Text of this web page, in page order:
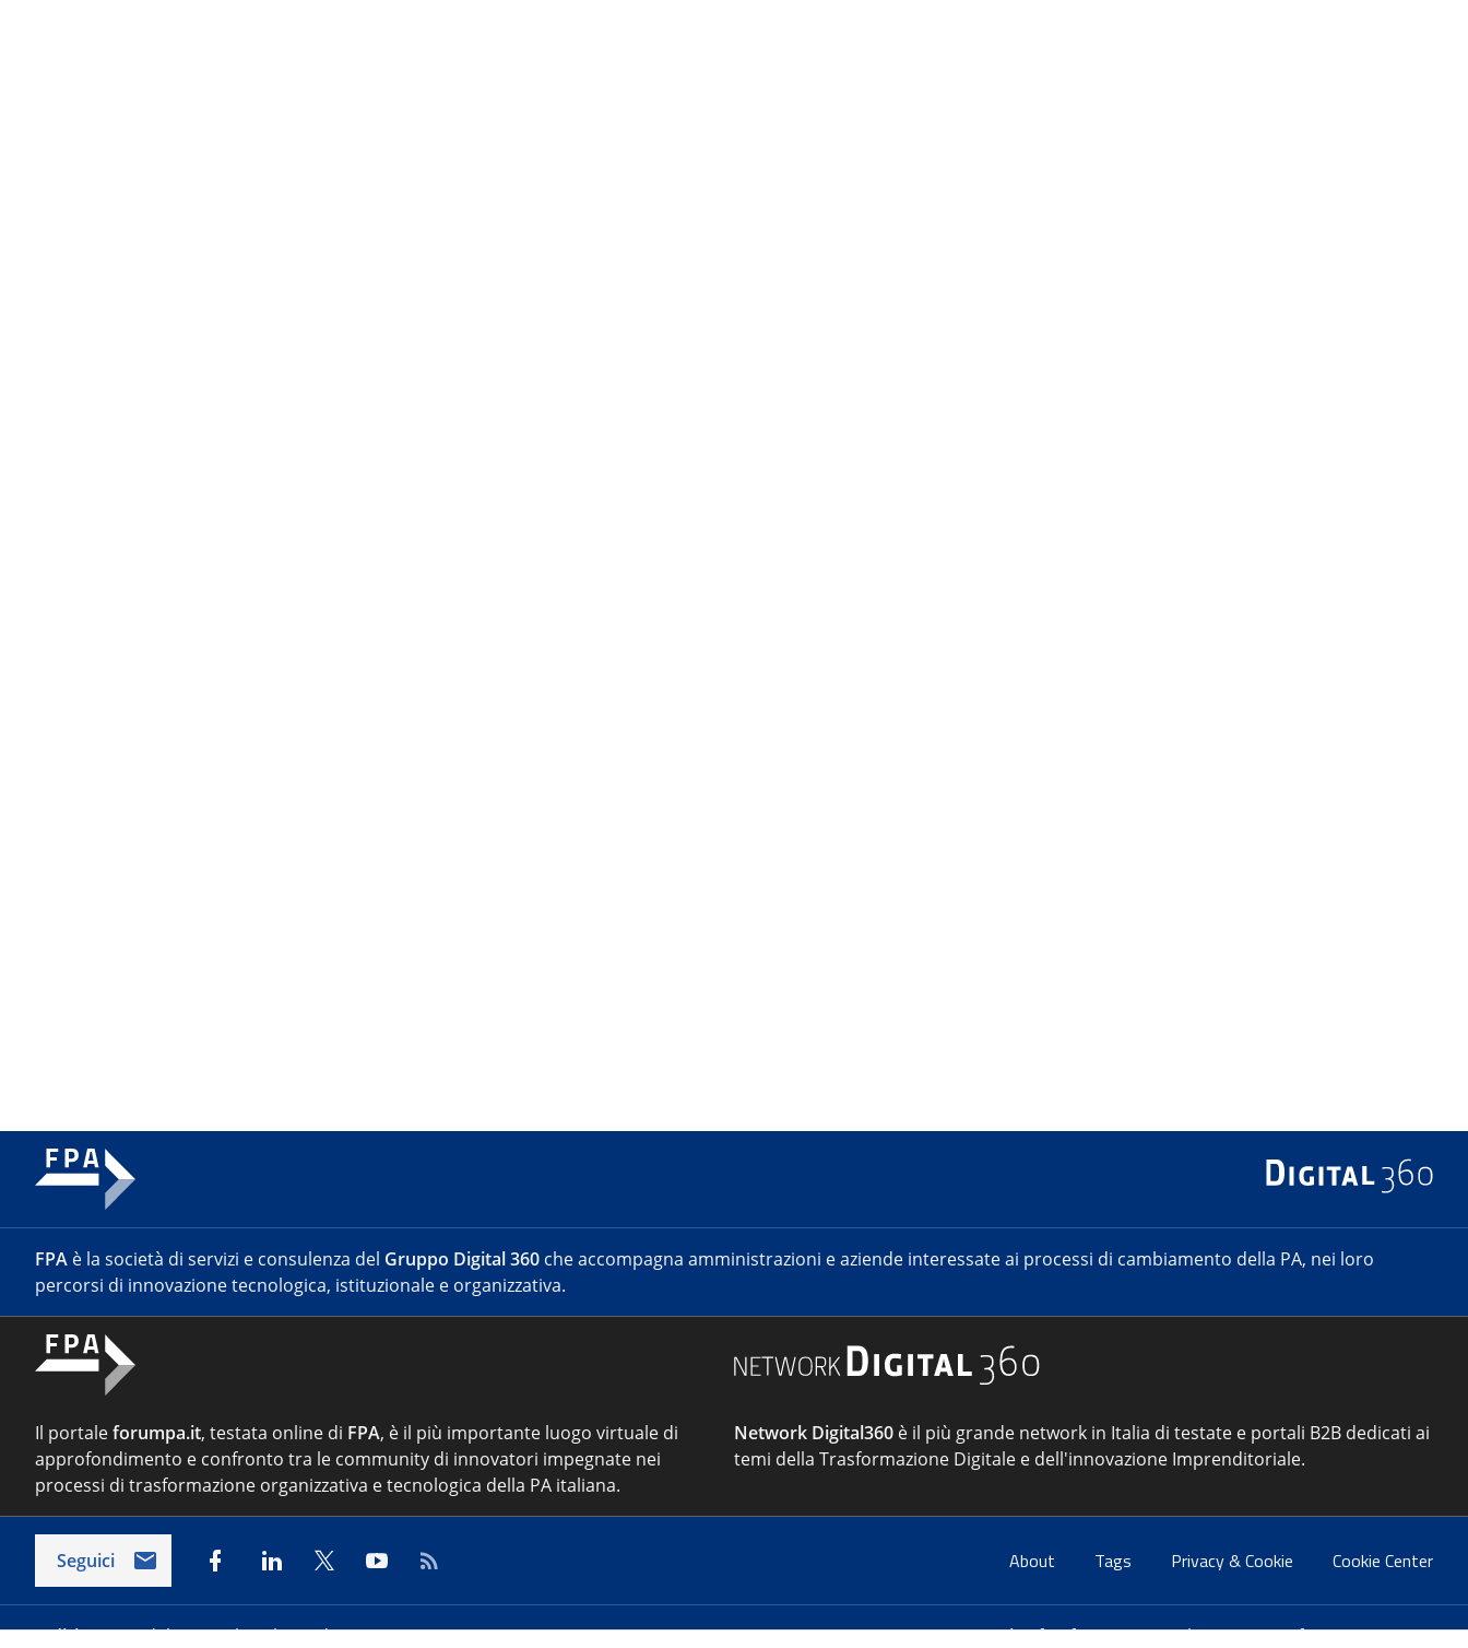
FPA è la società di servizi e consulenza del Gruppo Digital 360 che accompagna amministrazioni e aziende interessate ai processi di cambiamento della PA, nei loro
percorsi di innovazione tecnologica, istituzionale e organizzativa.
Il portaleforumpa.it, testata online di FPA, è il più importante luogo virtuale di
approfondimento e confronto tra le community di innovatori impegnate nei
processi di trasformazione organizzativa e tecnologica della PA italiana.
Network Digital360 è il più grande network in Italia di testate e portali B2B dedicati ai
temi della Trasformazione Digitale e dell'innovazione Imprenditoriale.
Seguici About Tags Privacy & Cookie Cookie Center
Indirizzo:Via del Porto Fluviale 67/d – 00154 Roma Contatti:info@forumpa.it- tel. 06 684251 - fax. 06 68425433